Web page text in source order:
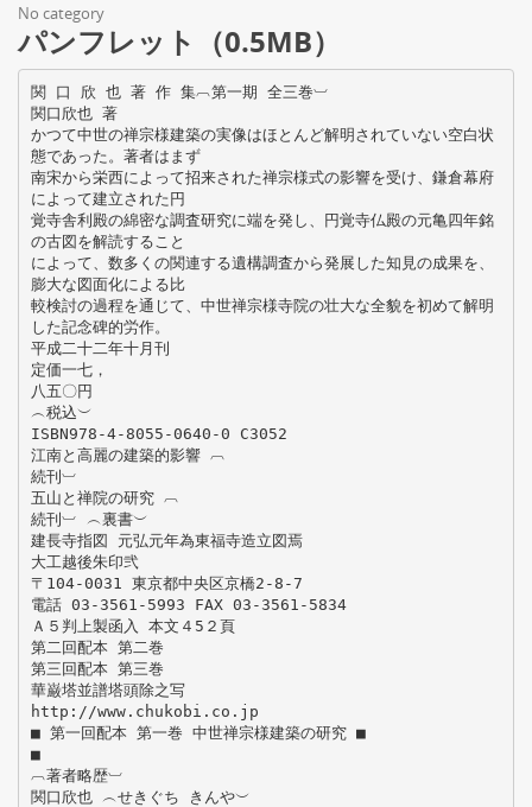
No category
パンフレット（0.5MB）
関 口 欣 也 著 作 集︹第一期 全三巻︺
関口欣也 著
かつて中世の禅宗様建築の実像はほとんど解明されていない空白状
態であった。著者はまず
南宋から栄西によって招来された禅宗様式の影響を受け、鎌倉幕府
によって建立された円
覚寺舎利殿の綿密な調査研究に端を発し、円覚寺仏殿の元亀四年銘
の古図を解読すること
によって、数多くの関連する遺構調査から発展した知見の成果を、
膨大な図面化による比
較検討の過程を通じて、中世禅宗様寺院の壮大な全貌を初めて解明
した記念碑的労作。
平成二十二年十月刊
定価一七，
八五〇円
︵税込︶
ISBN978-4-8055-0640-0 C3052
江南と高麗の建築的影響 ︹
続刊︺
五山と禅院の研究 ︹
続刊︺ ︵裏書︶
建長寺指図 元弘元年為東福寺造立図焉
大工越後朱印弐
〒104-0031 東京都中央区京橋2-8-7
電話 03-3561-5993 FAX 03-3561-5834
Ａ５判上製函入 本文４5２頁
第二回配本 第二巻
第三回配本 第三巻
華巌塔並譜塔頭除之写
http://www.chukobi.co.jp
■ 第一回配本 第一巻 中世禅宗様建築の研究 ■
■
︹著者略歴︺
関口欣也 ︵せきぐち きんや︶